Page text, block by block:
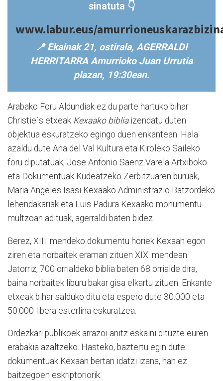
sinatuta 👇
www.labur.eus/
📍 Ekainak 21, ostirala, AGERRALDI
HERRITARRA Amurrioko Juan Urrutia
plazan, 19:30ean.
Arabako Foru Aldundiak ez du parte hartuko bihar
Christie´s etxeak Kexaako bibliaizendatu duten
objektua eskuratzeko egingo duen enkantean. Hala
azaldu dute Ana del Val Kultura eta Kiroleko Saileko
foru diputatuak, Jose Antonio Saenz Varela Artxiboko
eta Dokumentuak Kudeatzeko Zerbitzuaren buruak,
Maria Angeles Isasi Kexaako Administrazio Batzordeko
lehendakariak eta Luis Padura Kexaako monumentu
multzoan adituak, agerraldi baten bidez.
Berez, XIII. mendeko dokumentu horiek Kexaan egon
ziren eta norbaitek eraman zituen XIX. mendean.
Jatorriz, 700 orrialdeko biblia baten 68 orrialde dira,
baina norbaitek liburu bakar gisa elkartu zituen. Enkante
etxeak bihar salduko ditu eta espero dute 30.000 eta
50.000 libera esterlina eskuratzea.
Ordezkari publikoek arrazoi anitz eskaini dituzte euren
erabakia azaltzeko. Hasteko, baztertu egin dute
dokumentuak Kexaan bertan idatzi izana, han ez
baitzegoen eskriptoriorik.